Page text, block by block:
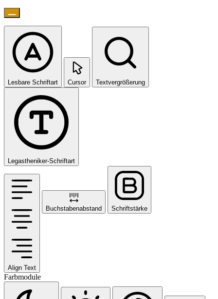
Lesbare Schriftart Cursor Textvergrößerung
Legastheniker-Schriftart
Align Text
Buchstabenabstand Schriftstärke
Farbmodule